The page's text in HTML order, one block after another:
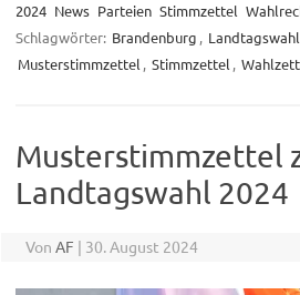
2024 News Parteien Stimmzettel
Schlagwörter: Brandenburg , Landtagswahl
Musterstimmzettel , Stimmzettel ,
Musterstimmzettel
Landtagswahl 2024
Von AF | 30. August 2024